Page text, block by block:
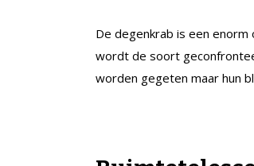
De degenkrab is een
wordt de soort
worden gegeten maar hun